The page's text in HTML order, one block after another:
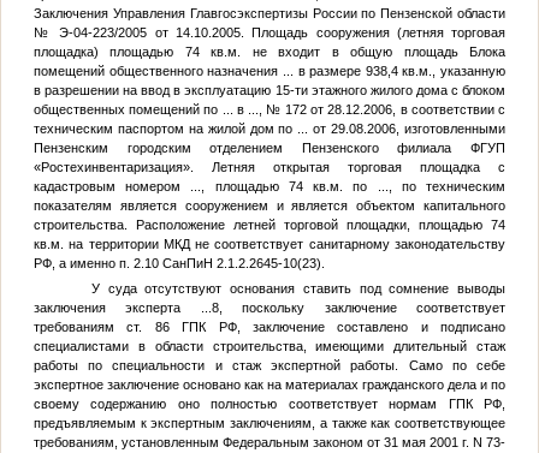
Заключения Управления Главгосэкспертизы России по Пензенской области
№ Э-04-223/2005 от 14.10.2005. Площадь сооружения (летняя торговая
площадка) площадью 74 кв.м. не входит в общую площадь Блока
помещений общественного назначения
в размере 938,4 кв.м., указанную
в разрешении на ввод в эксплуатацию 15-ти этажного жилого дома с блоком
общественных помещений по
в
, № 172 от 28.12.2006, в соответствии с
техническим паспортом на жилой дом по
от 29.08.2006, изготовленными
Пензенским городским отделением Пензенского филиала ФГУП
«Ростехинвентаризация». Летняя открытая торговая площадка с
кадастровым номером
, площадью 74 кв.м. по
, по техническим
показателям является сооружением и является объектом капитального
строительства. Расположение летней торговой площадки, площадью 74
кв.м. на территории МКД не соответствует санитарному законодательству
РФ, а именно п. 2.10 СанПиН 2.1.2.2645-10(23).
У суда отсутствуют основания ставить под сомнение выводы
заключения эксперта
...8, поскольку заключение соответствует
требованиям ст. 86 ГПК РФ, заключение составлено и подписано
специалистами в области строительства, имеющими длительный стаж
работы по специальности и стаж экспертной работы. Само по себе
экспертное заключение основано как на материалах гражданского дела и по
своему содержанию оно полностью соответствует нормам ГПК РФ,
предъявляемым к экспертным заключениям, а также как соответствующее
требованиям, установленным Федеральным законом от 31 мая 2001 г. N 73-